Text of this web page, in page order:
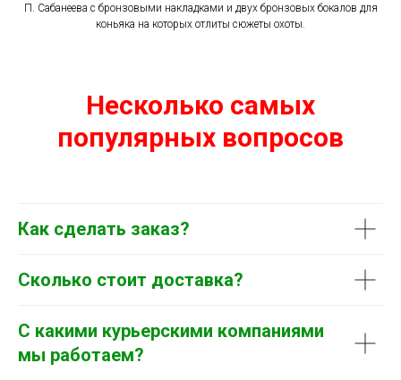
П. Сабанеева с бронзовыми накладками и двух бронзовых бокалов для
коньяка на которых отлиты сюжеты охоты.
Несколько самых
популярных вопросов
Как сделать заказ?
Сколько стоит доставка?
С какими курьерскими компаниями
мы работаем?